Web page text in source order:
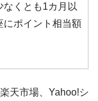
なくとも1カ月以
にポイント相当額
天市場、Yahoo!シ